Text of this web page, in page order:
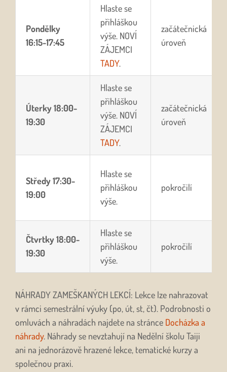
Pondělky
16:15-17:45
Hlaste se
přihláškou
výše. NOVÍ
ZÁJEMCI
TADY.
začátečnická
úroveň
Úterky18:00-
19:30
Hlaste se
přihláškou
výše. NOVÍ
ZÁJEMCI
TADY.
začátečnická
úroveň
Středy17:30-
19:00
Hlaste se
přihláškou
výše.
pokročilí
Čtvrtky18:00-
19:30
Hlaste se
přihláškou
výše.
pokročilí
NÁHRADY ZAMEŠKANÝCH LEKCÍ: Lekce lze nahrazovat
v rámci semestrální výuky (po, út, st, čt). Podrobnosti o
omluvách a náhradách najdete na stránce Docházka a
náhrady. Náhrady se nevztahují na Nedělní školu Taiji
ani na jednorázově hrazené lekce, tematické kurzy a
společnou praxi.